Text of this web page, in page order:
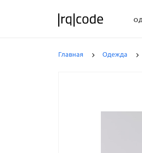
Главная Одежда